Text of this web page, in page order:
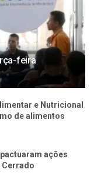
feira
e Nutricional
de alimentos
ações
Cerrado